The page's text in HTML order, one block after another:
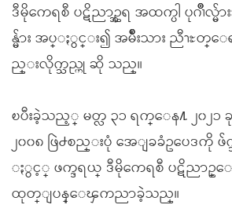
ဒီမိုကေရစီ ပဋိညာဥ္အရ အထက္ပါ ပုဂၢိဳလ္မ်
န္မ်ား အပ္ႏွင္း၍ အမ်ိဳးသား ညီၫႊတ္ေ
ည္းလိုက္သည္ဟု ဆို သည္။
ၿပီးခဲ့သည့္ မတ္လ ၃၁ ရက္ေန႔ ၂၀၂၁ ခုႏွ
၂၀၀၈ ဖြဲ႕စည္းပုံ အေျခခံဥပေဒကို
ႏွင့္ ဖက္ဒရယ္ ဒီမိုကေရစီ ပဋိညာ
ထုတ္ျပန္ေၾကညာခဲ့သည္။